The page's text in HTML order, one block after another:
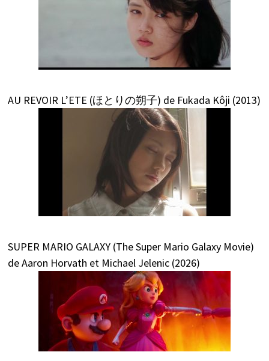
AU REVOIR L’ETE (ほとりの朔子) de Fukada Kôji (2013)
SUPER MARIO GALAXY (The Super Mario Galaxy Movie)
de Aaron Horvath et Michael Jelenic (2026)